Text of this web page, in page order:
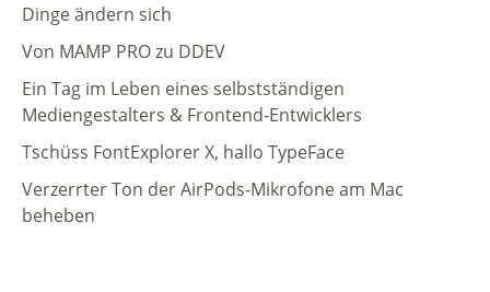
Dinge ändern sich
Von MAMP PRO zu DDEV
Ein Tag im Leben eines selbstständigen
Mediengestalters & Frontend-Entwicklers
Tschüss FontExplorer X, hallo TypeFace
Verzerrter Ton der AirPods-Mikrofone am Mac
beheben